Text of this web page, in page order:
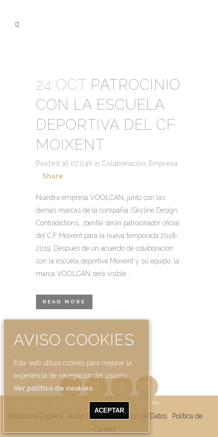
24 OCT PATROCINIO
CON LA ESCUELA
DEPORTIVA DEL CF
MOIXENT
Posted at 07:04h in Colaboración
Empresa
Share
Nuestra empresa VOOLCAN, junto con las
demás marcas de la compañía (Skyline Design,
Contradictions, Joenfa) serán patrocinador oficial
del C.F Moixent para la nueva temporada 2018-
2019. Después de un acuerdo de colaboración
con la escuela deportiva Moixent y su equipo, la
marca VOOLCAN será visible...
READ MORE
©2022 Voolcan. All rights reserved. Design by VOOLCAN
Política de Cookies Aviso Legal Protección de Datos
Política de
Calidad
AVISO COOKIES
Esta web utiliza cookies para mejorar la
experiencia de navegación del usuario.
Ver politica de cookies.
ACEPTAR